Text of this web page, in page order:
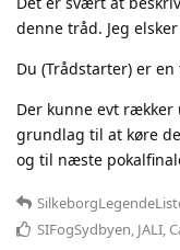
denne tråd. Jeg
Du (Trådstarter) er
Der kunne evt rækker
grundlag til at køre
og til næste
SIFogSydbyen, JALI,